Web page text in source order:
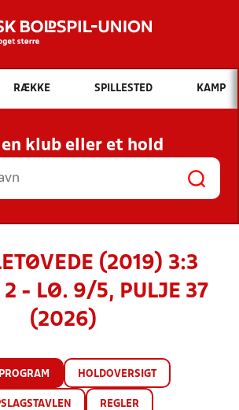
Hvad vil du søge efter?
INDHOLD OG NYHEDER
RESULTATER, KLUBBER OG
HOLD
RÆKKE SPILLESTED KAMP
en klub eller et hold
(2019) 3:3
2 - LØ. 9/5, PULJE 37
(2026)
HOLDOVERSIGT
REGLER